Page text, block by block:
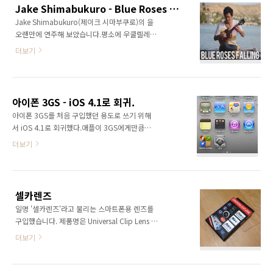
습니다. 약정 종료 후 반년 ..
이트닝 케이블, 충전용 어댑터, 이어팟이 있습니
다.이어팟은 이전 아이폰에서 쓰던 것이 외관만
좀 낡았을 뿐, 아직도 쌩쌩해서 그냥 쓰고- 새것
은 개봉하지 않고 그대로 둘 생각입니다. 폰을 살
후면 필름 붙이다가 기포가 낀 것입니다.전면 액
집중해서 붙이고 나서 기운이 빠졌는지 후..
Jake Shimabukuro - Blue Roses Falling (cover, 6th)
Jake Shimabukuro(제이크 시마부쿠로)의 을
오랜만에 연주해 보았습니다.평소에 우쿨렐레
모임이나 지인들과 만나는 자리에서 종종 연주
(cedar top)※ Apple iPhone 5
더보기
아이폰 3GS - iOS 4.1로 회귀.
아이폰 3GS를 처음 구입했던 용도로 쓰기 위해
서 iOS 4.1로 회귀했다.애플이 3GS에게만큼은
꽤 관대한 편. SHSH 백업이 없어도 4.1은 인증
iOS와는 달리, 폰에서 직접 이름을 바꿀 수 없다.
아이튠즈와 연결해서 바꿔야 한다. 본연의 임무
를 수행하기 위해 음악 파일을 동기화. 동기화 중
에는 다른 작업을 할 수 없다. 이것마저도 정겹
ㅋㅋ #인생은고통 ------------------------------------
더보기
셀카렌즈
일명 '셀카렌즈'라고 불리는 스마트폰용 렌즈를
구입했습니다. 제품명은 Universal Clip Lens 라
고 쓰여 있네요.인터넷에서 손쉽게 구매할 수 있
더보기